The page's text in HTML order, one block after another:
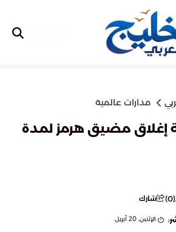
مدارات عالمية
إغلاق مضيق هرمز لمدة
(
0
) شارك
الإثنين, 20 أبريل